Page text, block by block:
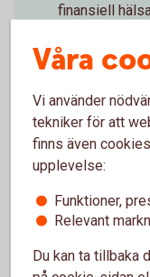
finansiell
67 år och
Bland 18-29-
Index för
(pdf)
förhushållen
Våra
Vi använder
tekniker för att
finns även
upplevelse:
Funktioner,
Relevant
Du kan ta tillbaka